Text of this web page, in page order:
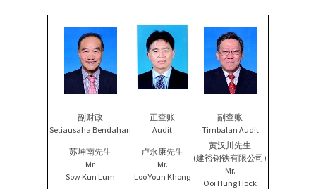
副财政
Setiausaha Bendahari
正查账
Audit
副查账
Timbalan Audit
苏坤南先生
Mr.
Sow Kun Lum
卢永康先生
Mr.
Loo Youn Khong
黄汉川先生
(建裕钢铁有限公司)
Mr.
Ooi Hung Hock